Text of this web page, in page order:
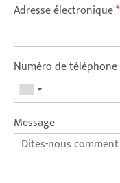
Adresse électronique*
Numéro de téléphone
Message